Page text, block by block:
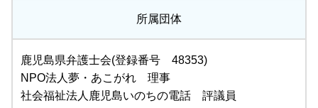
所属団体
鹿児島県弁護士会(登録番号 48353)
NPO法人夢・あこがれ 理事
社会福祉法人鹿児島いのちの電話 評議員